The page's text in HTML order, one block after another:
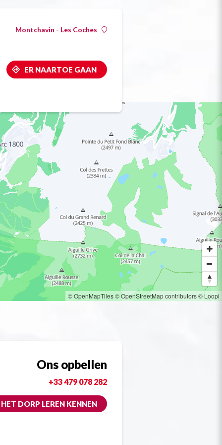
Montchavin - Les Coches
ER NAARTOE GAAN
© OpenMapTiles© OpenStreetMap contributors© Loopi
Ons opbellen
+33 479 078 282
HET DORP LEREN KENNEN